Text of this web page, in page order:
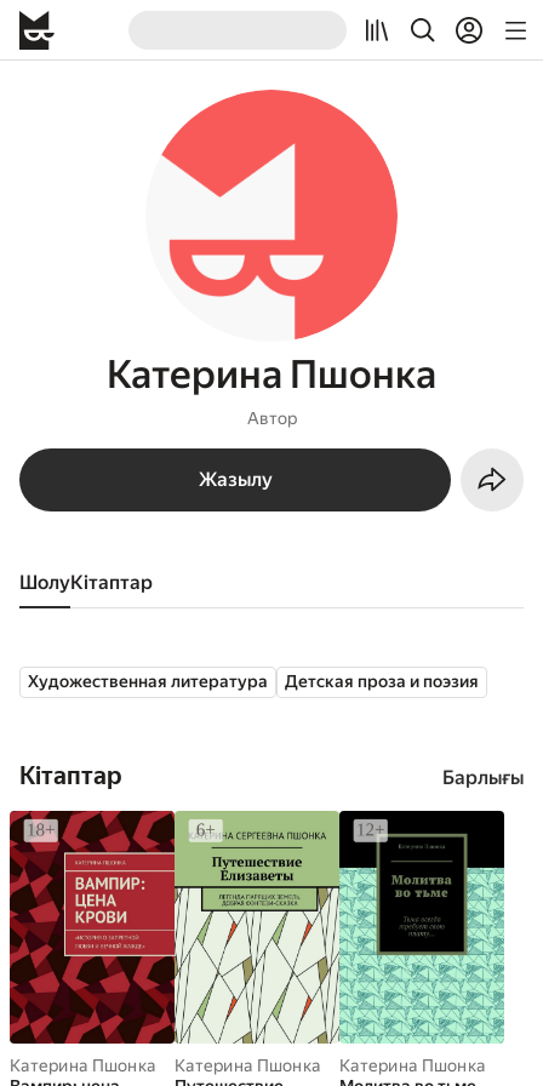
Катерина Пшонка
Автор
Жазылу
Шолу кітаптар
Художественная литература Детская проза и поэзия
Кітаптар Барлығы
Катерина Пшонка
Катерина Пшонка
Катерина Пшонка